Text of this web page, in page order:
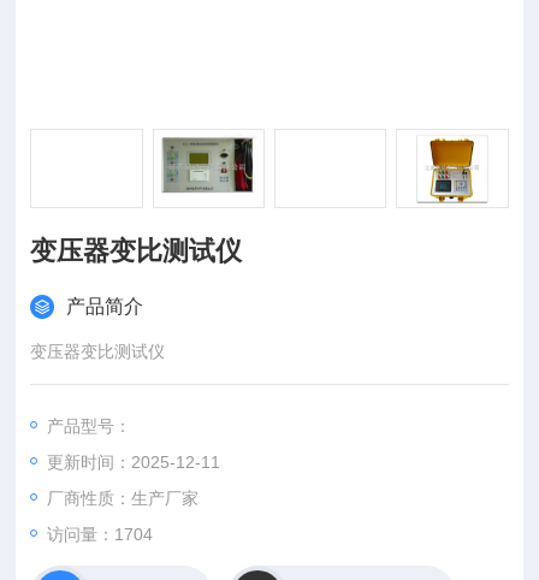
变压器变比测试仪
产品简介
变压器变比测试仪
产品型号：
更新时间：2025-12-11
厂商性质：生产厂家
访问量：1704